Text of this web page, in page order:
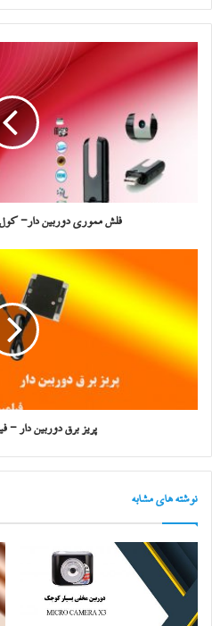
فلش مموری دوربین دار-
پریز برق دوربین دار -
نوشته های مشابه